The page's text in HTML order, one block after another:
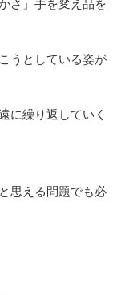
さ」手を変え品を
うとしている姿が
に繰り返していく
思える問題でも必